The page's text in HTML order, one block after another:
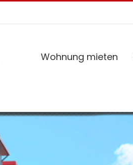
Wohnung mieten